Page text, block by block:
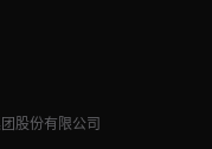
股份有限公司